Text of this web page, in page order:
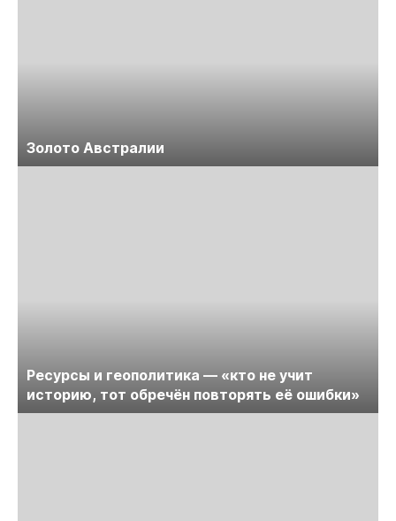
Золото Австралии
Ресурсы и геополитика — «кто не учит
историю, тот обречён повторять её ошибки»